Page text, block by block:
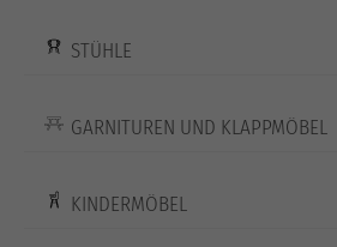
STÜHLE
GARNITUREN UND KLAPPMÖBEL
KINDERMÖBEL